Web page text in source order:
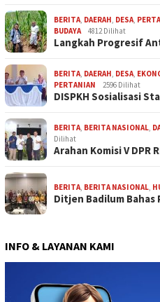
BERITA, DAERAH, DESA,
BUDAYA
4812 Dilihat
Langkah Progresif
BERITA, DAERAH, DESA,
PERTANIAN
2596 Dilihat
DISPKH Sosialisasi
BERITA, BERITA NASIONAL,
Dilihat
Arahan Komisi V DPR
BERITA, BERITA NASIONAL,
Ditjen Badilum
INFO & LAYANAN KAMI